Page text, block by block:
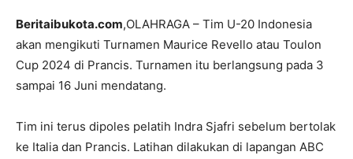
Beritaibukota.com,OLAHRAGA – Tim U-20 Indonesia
akan mengikuti Turnamen Maurice Revello atau Toulon
Cup 2024 di Prancis. Turnamen itu berlangsung pada 3
sampai 16 Juni mendatang.
Tim ini terus dipoles pelatih Indra Sjafri sebelum bertolak
ke Italia dan Prancis. Latihan dilakukan di lapangan ABC